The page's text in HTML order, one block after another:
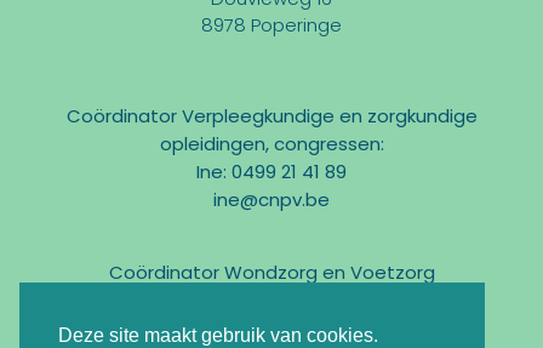
Deze site maakt gebruik van cookies.
8978 Poperinge
Coördinator Verpleegkundige en zorgkundige
opleidingen, congressen:
Ine: 0499 21 41 89
ine@cnpv.be
Coördinator Wondzorg en Voetzorg
marc@cnpv.be